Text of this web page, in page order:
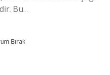
Bu…
Bırak